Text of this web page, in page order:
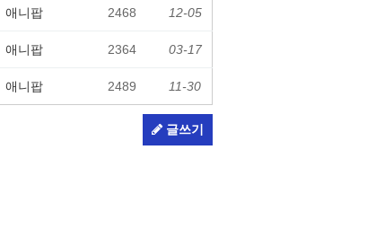
애니팝 2468 12-05
애니팝 2364 03-17
애니팝 2489 11-30
글쓰기